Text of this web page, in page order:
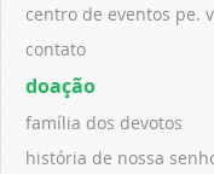
centro de eventos pe.
contato
doação
família dos devotos
história de nossa